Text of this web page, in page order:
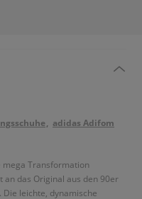
adidas Adifom
mega Transformation
das Original aus den 90er
leichte, dynamische